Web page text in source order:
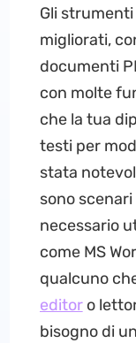
Gli
migliorati,
documenti
con molte
che la tua
testi per
stata
sono
necessario
come MS
qualcuno
editoro
bisogno di